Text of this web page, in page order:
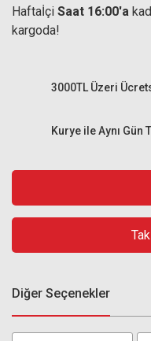
Haftaİçi Saat 16:00'a
kargoda!
Kurye ile Aynı Gün
3000TL Üzeri
Diğer Seçenekler